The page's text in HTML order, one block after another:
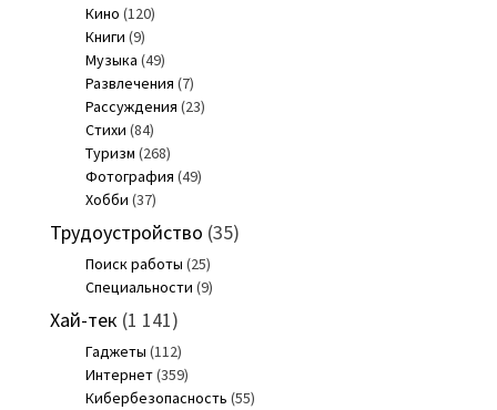
Кино (120)
Книги (9)
Музыка (49)
Развлечения (7)
Рассуждения (23)
Стихи (84)
Туризм (268)
Фотография (49)
Хобби (37)
Трудоустройство (35)
Поиск работы (25)
Специальности (9)
Хай-тек (1 141)
Гаджеты (112)
Интернет(359)
Кибербезопасность (55)